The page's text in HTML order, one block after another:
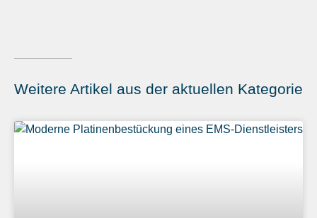
Weitere Artikel aus der aktuellen Kategorie